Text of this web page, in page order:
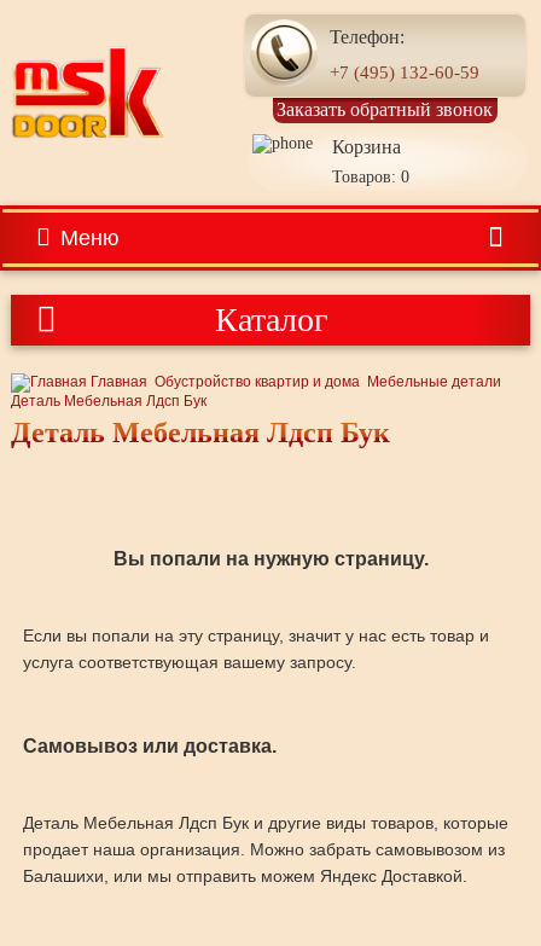
Телефон:
+7 (495) 132-60-59
Заказать обратный звонок
Корзина
Товаров: 0
Меню
Каталог
Главная Обустройство квартир и дома Мебельные детали
Деталь Мебельная Лдсп Бук
Деталь Мебельная Лдсп Бук
Вы попали на нужную страницу.
Если вы попали на эту страницу, значит у нас есть товар и
услуга соответствующая вашему запросу.
Самовывоз или доставка.
Деталь Мебельная Лдсп Бук и другие виды товаров, которые
продает наша организация. Можно забрать самовывозом из
Балашихи, или мы отправить можем Яндекс Доставкой.